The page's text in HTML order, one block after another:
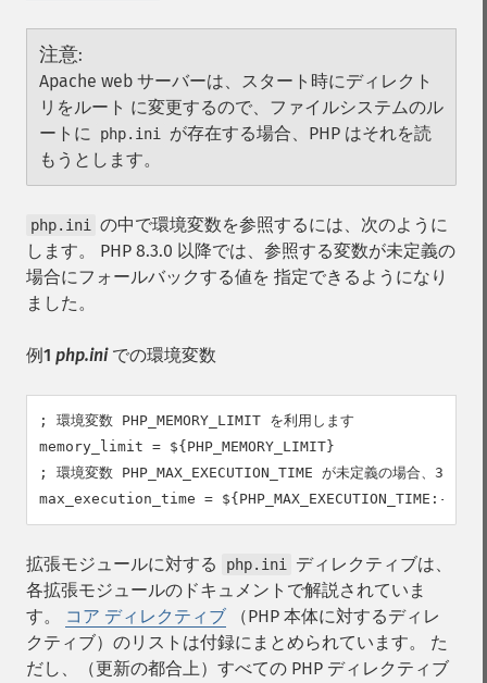
注意:
Apache web サーバーは、スタート時にディレクト
リをルート に変更するので、ファイルシステムのル
ートに
php.ini
が存在する場合、PHP はそれを読
もうとします。
php.ini
の中で環境変数を参照するには、次のように
します。 PHP 8.3.0 以降では、参照する変数が未定義の
場合にフォールバックする値を 指定できるようになり
ました。
例1 php.iniでの環境変数
; 環境変数 PHP_MEMORY_LIMIT を利用します
memory_limit = ${PHP_MEMORY_LIMIT}
; 環境変数 PHP_MAX_EXECUTION_TIME が未定義の場合、30 に
max_execution_time = ${PHP_MAX_EXECUTION_TIME:-30}
拡張モジュールに対する php.ini
ディレクティブは、
各拡張モジュールのドキュメントで解説されていま
す。
コア ディレクティブ （PHP 本体に対するディレ
クティブ）のリストは付録にまとめられています。 た
だし、（更新の都合上）すべての PHP ディレクティブ